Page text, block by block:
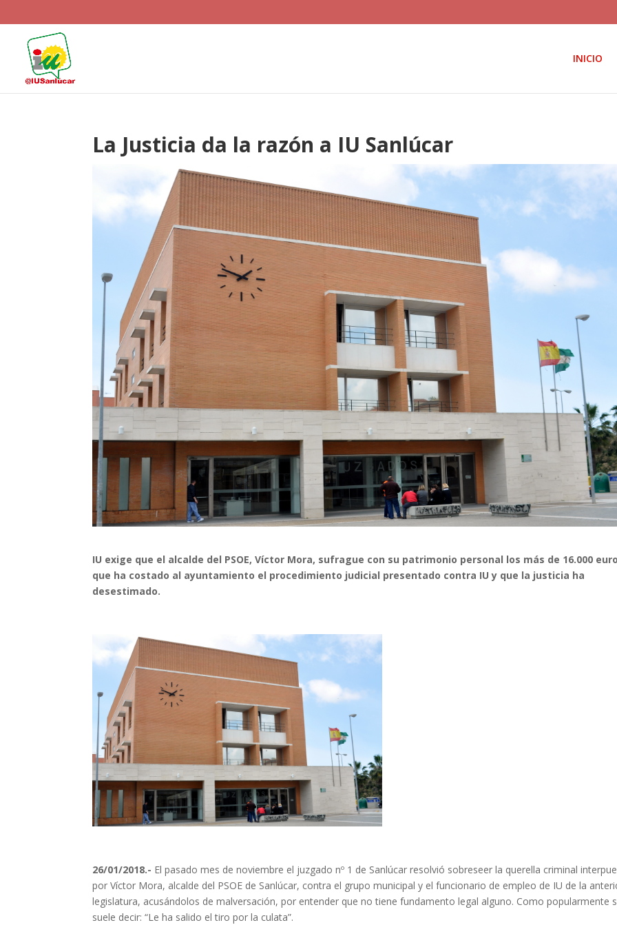
INICIO
La Justicia da la razón a IU Sanlúcar
IU exige que el alcalde del PSOE, Víctor Mora, sufrague con su patrimonio personal los más de 16.000
que ha costado al ayuntamiento el procedimiento judicial presentado contra IU y que la justicia ha
desestimado.
26/01/2018.- El pasado mes de noviembre el juzgado nº 1 de Sanlúcar resolvió sobreseer la querella criminal
por Víctor Mora, alcalde del PSOE de Sanlúcar, contra el grupo municipal y el funcionario de empleo de IU de la
legislatura, acusándolos de malversación, por entender que no tiene fundamento legal alguno. Como popularmente
suele decir: “Le ha salido el tiro por la culata”.